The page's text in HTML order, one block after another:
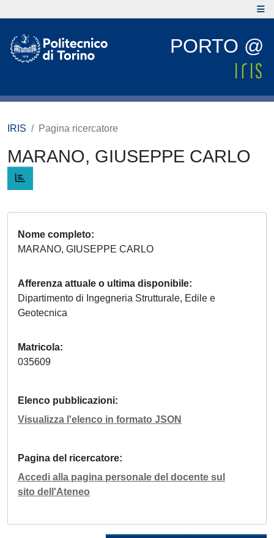
PORTO @
IRIS Pagina ricercatore
MARANO, GIUSEPPE CARLO
Nome completo
MARANO, GIUSEPPE CARLO
Afferenza attuale o ultima disponibile
Dipartimento di Ingegneria Strutturale, Edile e
Geotecnica
Matricola
035609
Elenco pubblicazioni
Visualizza l'elenco in formato JSON
Pagina del ricercatore
Accedi alla pagina personale del docente sul
sito dell'Ateneo